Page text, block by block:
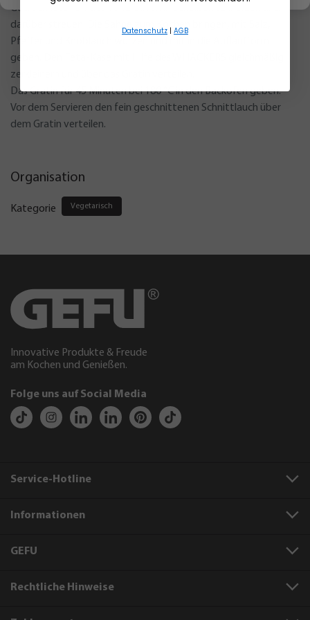
Getrocknete Tomaten und Oliven in Scheiben schneiden und
darüber streuen. Die Sahne zum Kochen bringen, mit Salz,
Pfeffer und Knoblauch würzen und mit in die Auflaufform
geben. Den Feta-Käse mit Hilfe des WHACKERS gleichmäßig
zerkleinern und über das Gratin verteilen.
Das Gratin für 45 Minuten bei 180 °C in den Backofen geben.
Vor dem Servieren den fein geschnittenen Schnittlauch über
dem Gratin verteilen.
Organisation
Kategorie Vegetarisch
Innovative Produkte & Freude
am Kochen und Genießen.
Folge uns auf Social Media
Service-Hotline
Informationen
GEFU
Rechtliche Hinweise
Datenschutz | AGB